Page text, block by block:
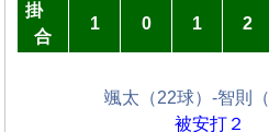
掛
合
1 0 1 2
颯太（22球）-智則（
被安打